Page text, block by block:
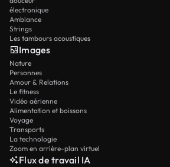
électronique
Ambiance
Strings
Les tambours acoustiques
Images
Nature
Personnes
Amour & Relations
Le fitness
Vidéo aérienne
Alimentation et boissons
Voyage
Transports
La technologie
Zoom en arrière-plan virtuel
Flux de travail IA